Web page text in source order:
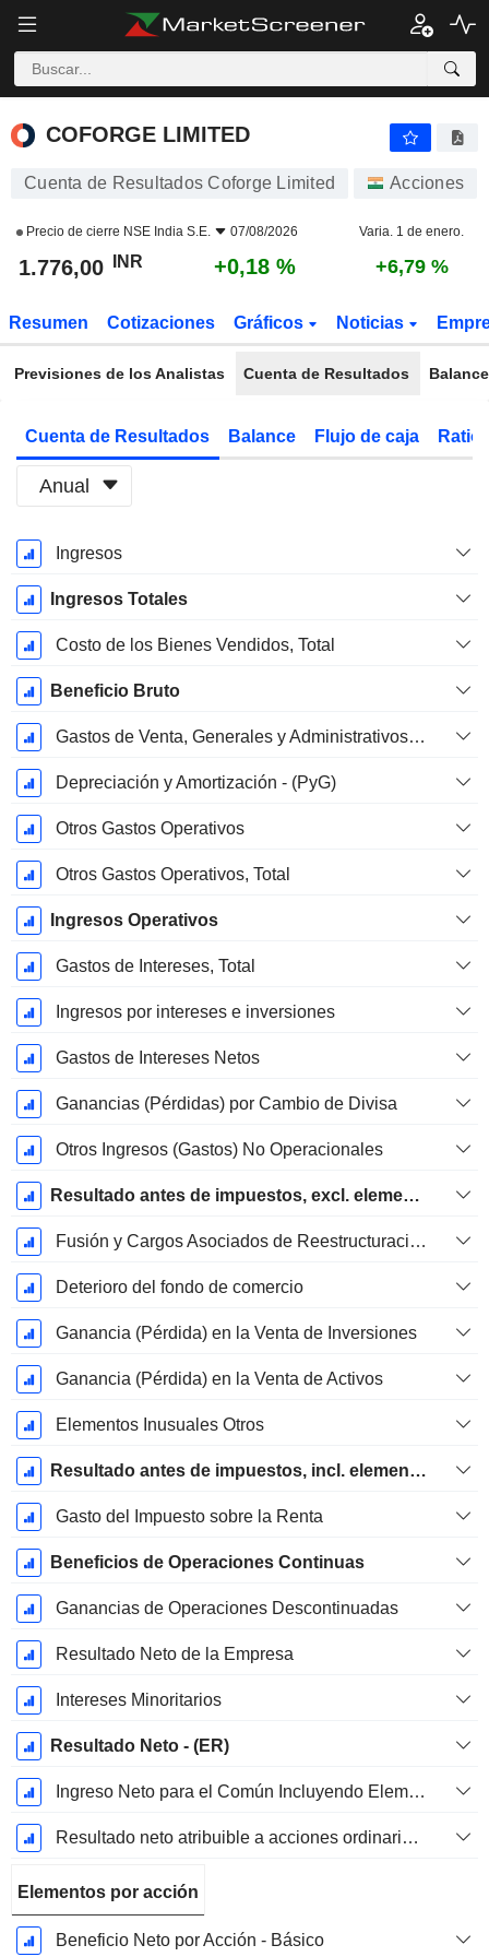
COFORGE LIMITED
COFORGE LIMITED
Cuenta de Resultados Coforge Limited Acciones
Precio de cierre NSE India S.E. 07/08/2026 Varia. 1 de enero.
1.776,00 INR +0,18 % +6,79 %
Resumen Cotizaciones Gráficos Noticias
Previsiones de los Analistas Cuenta de Resultados Balance
Cuenta de Resultados Balance Flujo de caja
Anual
Período
fiscal:
Marzo
Ingresos
Ingresos Totales
Costo de los Bienes Vendidos, Total
Beneficio Bruto
Gastos de Venta, Generales y Administrativos, Total
Depreciación y Amortización - (PyG)
Otros Gastos Operativos
Otros Gastos Operativos, Total
Ingresos Operativos
Gastos de Intereses, Total
Ingresos por intereses e inversiones
Gastos de Intereses Netos
Ganancias (Pérdidas) por Cambio de Divisa
Otros Ingresos (Gastos) No Operacionales
Resultado antes de impuestos, excl. elementos inusuales
Fusión y Cargos Asociados de Reestructuración
Deterioro del fondo de comercio
Ganancia (Pérdida) en la Venta de Inversiones
Ganancia (Pérdida) en la Venta de Activos
Elementos Inusuales Otros
Resultado antes de impuestos, incl. elementos inusuales
Gasto del Impuesto sobre la Renta
Beneficios de Operaciones Continuas
Ganancias de Operaciones Descontinuadas
Resultado Neto de la Empresa
Intereses Minoritarios
Resultado Neto - (ER)
Ingreso Neto para el Común Incluyendo Elementos Extraordinarios
Resultado neto atribuible a acciones ordinarias excl. elementos extraordinarios
Elementos por acción
Beneficio Neto por Acción - Básico